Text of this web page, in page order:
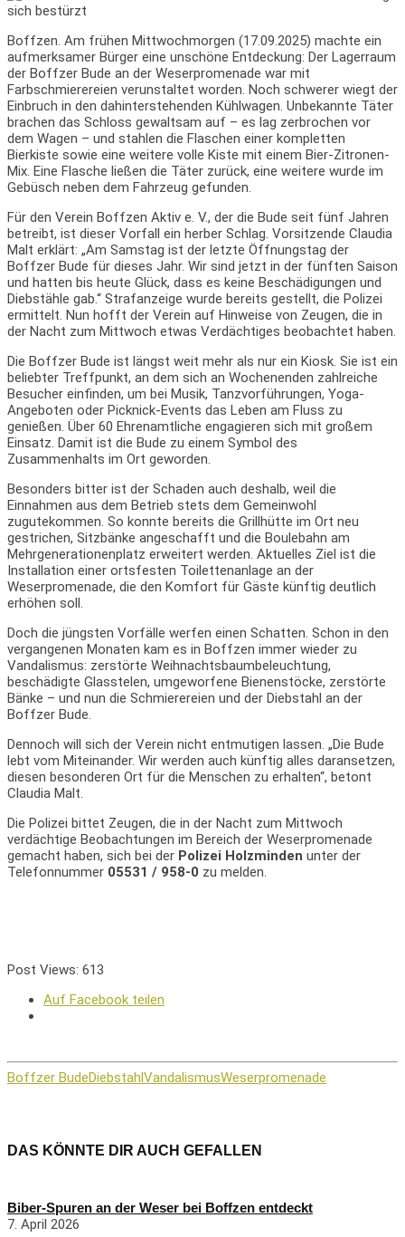
Boffzen. Am frühen Mittwochmorgen (17.09.2025) machte ein
aufmerksamer Bürger eine unschöne Entdeckung: Der Lagerraum
der Boffzer Bude an der Weserpromenade war mit
Farbschmierereien verunstaltet worden. Noch schwerer wiegt der
Einbruch in den dahinterstehenden Kühlwagen. Unbekannte Täter
brachen das Schloss gewaltsam auf – es lag zerbrochen vor
dem Wagen – und stahlen die Flaschen einer kompletten
Bierkiste sowie eine weitere volle Kiste mit einem Bier-Zitronen-
Mix. Eine Flasche ließen die Täter zurück, eine weitere wurde im
Gebüsch neben dem Fahrzeug gefunden.
Für den Verein Boffzen Aktiv e. V., der die Bude seit fünf Jahren
betreibt, ist dieser Vorfall ein herber Schlag. Vorsitzende Claudia
Malt erklärt: „Am Samstag ist der letzte Öffnungstag der
Boffzer Bude für dieses Jahr. Wir sind jetzt in der fünften Saison
und hatten bis heute Glück, dass es keine Beschädigungen und
Diebstähle gab.“ Strafanzeige wurde bereits gestellt, die Polizei
ermittelt. Nun hofft der Verein auf Hinweise von Zeugen, die in
der Nacht zum Mittwoch etwas Verdächtiges beobachtet haben.
Die Boffzer Bude ist längst weit mehr als nur ein Kiosk. Sie ist ein
beliebter Treffpunkt, an dem sich an Wochenenden zahlreiche
Besucher einfinden, um bei Musik, Tanzvorführungen, Yoga-
Angeboten oder Picknick-Events das Leben am Fluss zu
genießen. Über 60 Ehrenamtliche engagieren sich mit großem
Einsatz. Damit ist die Bude zu einem Symbol des
Zusammenhalts im Ort geworden.
Besonders bitter ist der Schaden auch deshalb, weil die
Einnahmen aus dem Betrieb stets dem Gemeinwohl
zugutekommen. So konnte bereits die Grillhütte im Ort neu
gestrichen, Sitzbänke angeschafft und die Boulebahn am
Mehrgenerationenplatz erweitert werden. Aktuelles Ziel ist die
Installation einer ortsfesten Toilettenanlage an der
Weserpromenade, die den Komfort für Gäste künftig deutlich
erhöhen soll.
Doch die jüngsten Vorfälle werfen einen Schatten. Schon in den
vergangenen Monaten kam es in Boffzen immer wieder zu
Vandalismus: zerstörte Weihnachtsbaumbeleuchtung,
beschädigte Glasstelen, umgeworfene Bienenstöcke, zerstörte
Bänke – und nun die Schmierereien und der Diebstahl an der
Boffzer Bude.
Dennoch will sich der Verein nicht entmutigen lassen. „Die Bude
lebt vom Miteinander. Wir werden auch künftig alles daransetzen,
diesen besonderen Ort für die Menschen zu erhalten“, betont
Claudia Malt.
Die Polizei bittet Zeugen, die in der Nacht zum Mittwoch
verdächtige Beobachtungen im Bereich der Weserpromenade
gemacht haben, sich bei der Polizei Holzminden unter der
Telefonnummer 05531 / 958-0 zu melden.
Post Views: 613
Auf Facebook teilen
Boffzer BudeDiebstahlVandalismusWeserpromenade
DAS KÖNNTE DIR AUCH GEFALLEN
Biber-Spuren an der Weser bei Boffzen entdeckt
7. April 2026